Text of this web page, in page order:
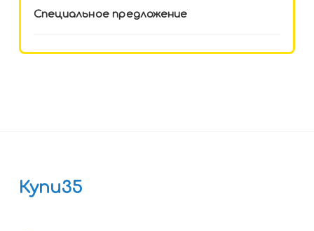
Специальное предложение
Купи35